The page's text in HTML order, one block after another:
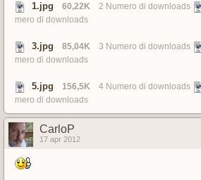
1.jpg 60,22K 2 Numero di downloads
mero di downloads
3.jpg 85,04K 3 Numero di downloads
mero di downloads
5.jpg 156,5K 4 Numero di downloads
mero di downloads
CarloP
17 apr 2012